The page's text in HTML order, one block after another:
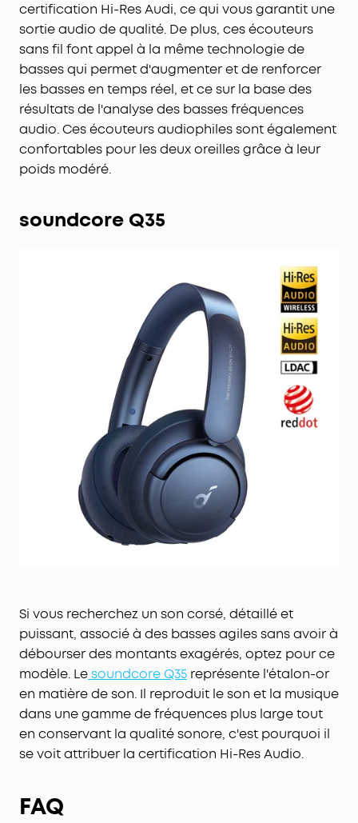
certification Hi-Res Audi, ce qui vous garantit une
sortie audio de qualité. De plus, ces écouteurs
sans fil font appel à la même technologie de
basses qui permet d'augmenter et de renforcer
les basses en temps réel, et ce sur la base des
résultats de l'analyse des basses fréquences
audio. Ces écouteurs audiophiles sont également
confortables pour les deux oreilles grâce à leur
poids modéré.
soundcore Q35
Si vous recherchez un son corsé, détaillé et
puissant, associé à des basses agiles sans avoir à
débourser des montants exagérés, optez pour ce
modèle. Lesoundcore Q35 représente l'étalon-or
en matière de son. Il reproduit le son et la musique
dans une gamme de fréquences plus large tout
en conservant la qualité sonore, c'est pourquoi il
se voit attribuer la certification Hi-Res Audio.
FAQ